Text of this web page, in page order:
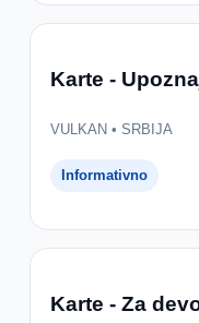
Karte -
VULKAN • SRBIJA
Informativno
Karte - Za